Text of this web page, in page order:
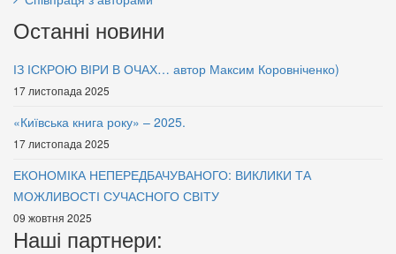
Останні новини
ІЗ ІСКРОЮ ВІРИ В ОЧАХ… автор Максим Коровніченко)
17 листопада 2025
«Київська книга року» – 2025.
17 листопада 2025
ЕКОНОМІКА НЕПЕРЕДБАЧУВАНОГО: ВИКЛИКИ ТА
МОЖЛИВОСТІ СУЧАСНОГО СВІТУ
09 жовтня 2025
Наші партнери: